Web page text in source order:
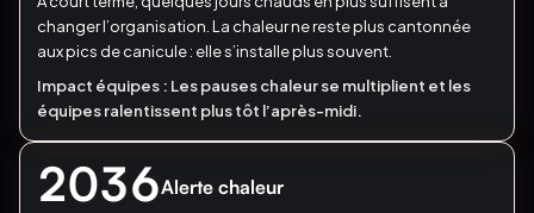
changer l’organisation. La chaleur ne reste plus cantonnée
aux pics de canicule : elle s’installe plus souvent.
Impact équipes : Les pauses chaleur se multiplient et les
équipes ralentissent plus tôt l’après-midi.
2036Alerte chaleur